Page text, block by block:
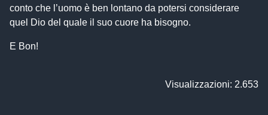
conto che l’uomo è ben lontano da potersi considerare
quel Dio del quale il suo cuore ha bisogno.
E Bon!
Visualizzazioni: 2.653